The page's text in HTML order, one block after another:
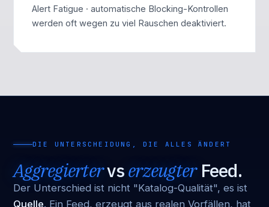
Alert Fatigue · automatische Blocking-Kontrollen
werden oft wegen zu viel Rauschen deaktiviert.
DIE UNTERSCHEIDUNG, DIE ALLES ÄNDERT
AggregiertervserzeugterFeed.
Der Unterschied ist nicht "Katalog-Qualität", es ist
Quelle. Ein Feed, erzeugt aus realen Vorfällen, hat